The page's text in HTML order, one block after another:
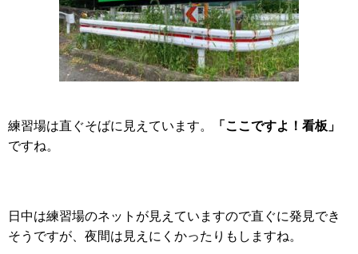
練習場は直ぐそばに見えています。 「ここですよ！看板」
ですね。
日中は練習場のネットが見えていますので直ぐに発見でき
そうですが、夜間は見えにくかったりもしますね。